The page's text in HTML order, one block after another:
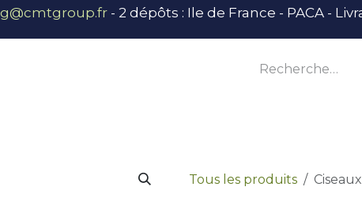
- 2 dépôts : Ile de France - PACA -
Tous les produits